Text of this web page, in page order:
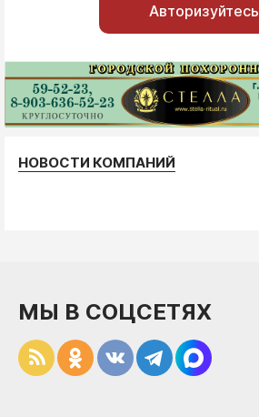
Авторизуйтесь
НОВОСТИ КОМПАНИЙ
МЫ В СОЦСЕТЯХ